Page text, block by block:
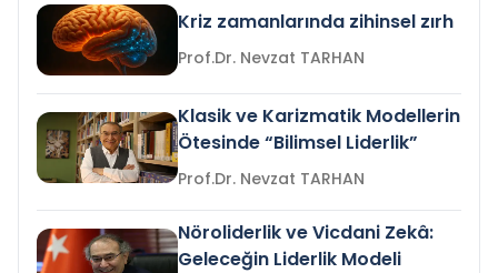
Kriz zamanlarında zihinsel zırh
Prof.Dr. Nevzat TARHAN
Klasik ve Karizmatik Modellerin
Ötesinde “Bilimsel Liderlik”
Prof.Dr. Nevzat TARHAN
Nöroliderlik ve Vicdani Zekâ:
Geleceğin Liderlik Modeli